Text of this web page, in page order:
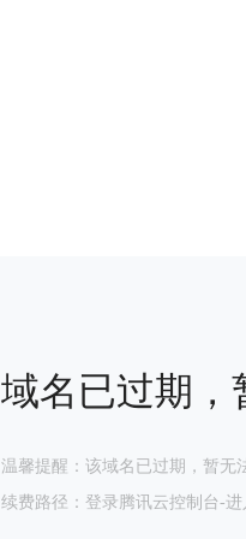
域名已过期，
温馨提醒：该域名已过期，暂无
续费路径：登录腾讯云控制台-